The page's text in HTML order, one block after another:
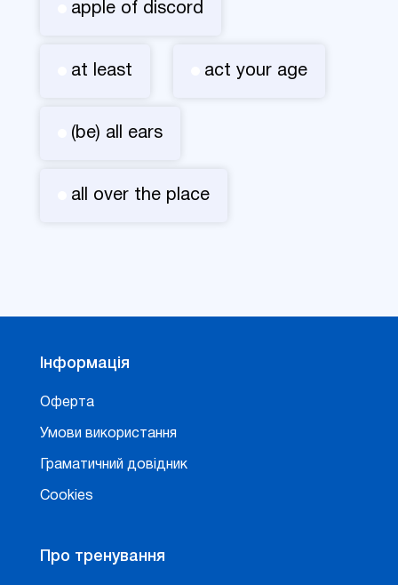
apple of discord
at least act your age
(be) all ears
all over the place
Інформація
Оферта
Умови використання
Граматичний довідник
Cookies
Про тренування